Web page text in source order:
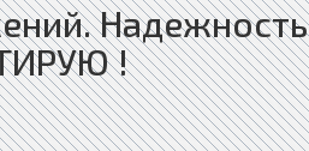
Надежность
!